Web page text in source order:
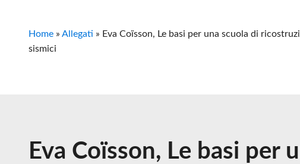
Home » Allegati » Eva Coïsson, Le basi per una scuola di
sismici
Eva Coïsson, Le basi